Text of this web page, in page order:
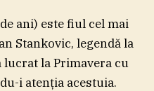
ani) este fiul cel mai
Stankovic, legendă la
la Primavera cu
i atenţia acestuia.